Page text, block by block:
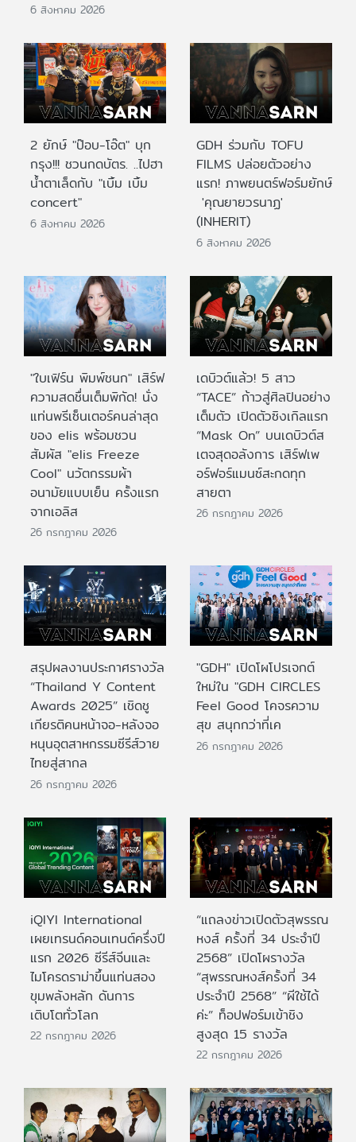
6 สิงหาคม 2026
2 ยักษ์ "ป๊อบ-โอ๊ต" บุก
กรุง!!! ชวนกดบัตร. ..ไปฮา
น้ำตาเล็ดกับ "เบิ้ม เบิ้ม
concert"
6 สิงหาคม 2026
GDH ร่วมกับ TOFU
FILMS ปล่อยตัวอย่าง
แรก! ภาพยนตร์ฟอร์มยักษ์
'คุณยายวรนาฏ'
(INHERIT)
6 สิงหาคม 2026
"ใบเฟิร์น พิมพ์ชนก" เสิร์ฟ
ความสดชื่นเต็มพิกัด! นั่ง
แท่นพรีเซ็นเตอร์คนล่าสุด
ของ elis พร้อมชวน
สัมผัส "elis Freeze
Cool" นวัตกรรมผ้า
อนามัยแบบเย็น ครั้งแรก
จากเอลิส
26 กรกฎาคม 2026
เดบิวต์แล้ว! 5 สาว
“TACE” ก้าวสู่ศิลปินอย่าง
เต็มตัว เปิดตัวซิงเกิลแรก
“Mask On” บนเดบิวต์ส
เตจสุดอลังการ เสิร์ฟเพ
อร์ฟอร์แมนซ์สะกดทุก
สายตา
26 กรกฎาคม 2026
สรุปผลงานประกาศรางวัล
“Thailand Y Content
Awards 2025” เชิดชู
เกียรติคนหน้าจอ-หลังจอ
หนุนอุตสาหกรรมซีรีส์วาย
ไทยสู่สากล
26 กรกฎาคม 2026
"GDH" เปิดโผโปรเจกต์
ใหม่ใน "GDH CIRCLES
Feel Good โคจรความ
สุข สนุกกว่าที่เค
26 กรกฎาคม 2026
iQIYI International
เผยเทรนด์คอนเทนต์ครึ่งปี
แรก 2026 ซีรีส์จีนและ
ไมโครดราม่าขึ้นแท่นสอง
ขุมพลังหลัก ดันการ
เติบโตทั่วโลก
22 กรกฎาคม 2026
“แถลงข่าวเปิดตัวสุพรรณ
หงส์ ครั้งที่ 34 ประจำปี
2568” เปิดโผรางวัล
“สุพรรณหงส์ครั้งที่ 34
ประจำปี 2568” “ผีใช้ได้
ค่ะ” ท็อปฟอร์มเข้าชิง
สูงสุด 15 รางวัล
22 กรกฎาคม 2026